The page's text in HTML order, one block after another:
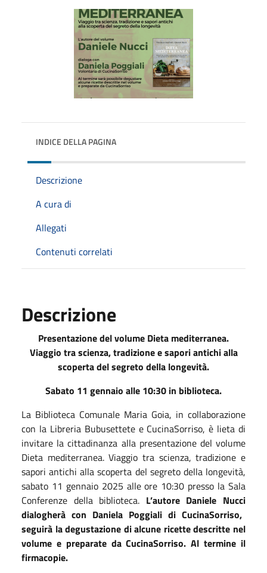
INDICE DELLA PAGINA
Descrizione
A cura di
Allegati
Contenuti correlati
Descrizione
Presentazione del volume Dieta mediterranea.
Viaggio tra scienza, tradizione e sapori antichialla
scoperta del segreto della longevità.
Sabato 11 gennaio alle 10:30 in biblioteca.
La Biblioteca Comunale Maria Goia, in collaborazione
con la Libreria Bubusettete e CucinaSorriso,è lieta di
invitare la cittadinanza alla presentazione del volume
Dieta mediterranea. Viaggio tra scienza, tradizione e
sapori antichi alla scoperta del segreto della longevità,
sabato 11 gennaio 2025 alle ore 10:30 presso la Sala
Conferenze della biblioteca. L’autore Daniele Nucci
dialogherà con Daniela Poggiali di CucinaSorriso,
seguirà la degustazione di alcune ricette descritte nel
volume e preparate da CucinaSorriso. Al termine il
firmacopie.